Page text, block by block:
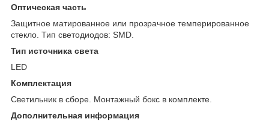
Оптическая часть
Защитное матированное или прозрачное темперированное
стекло. Тип светодиодов: SMD.
Тип источника света
LED
Комплектация
Светильник в сборе. Монтажный бокс в комплекте.
Дополнительная информация